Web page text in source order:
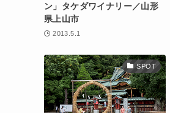
ン」タケダワイナリー／山形
県上山市
2013.5.1
SPOT